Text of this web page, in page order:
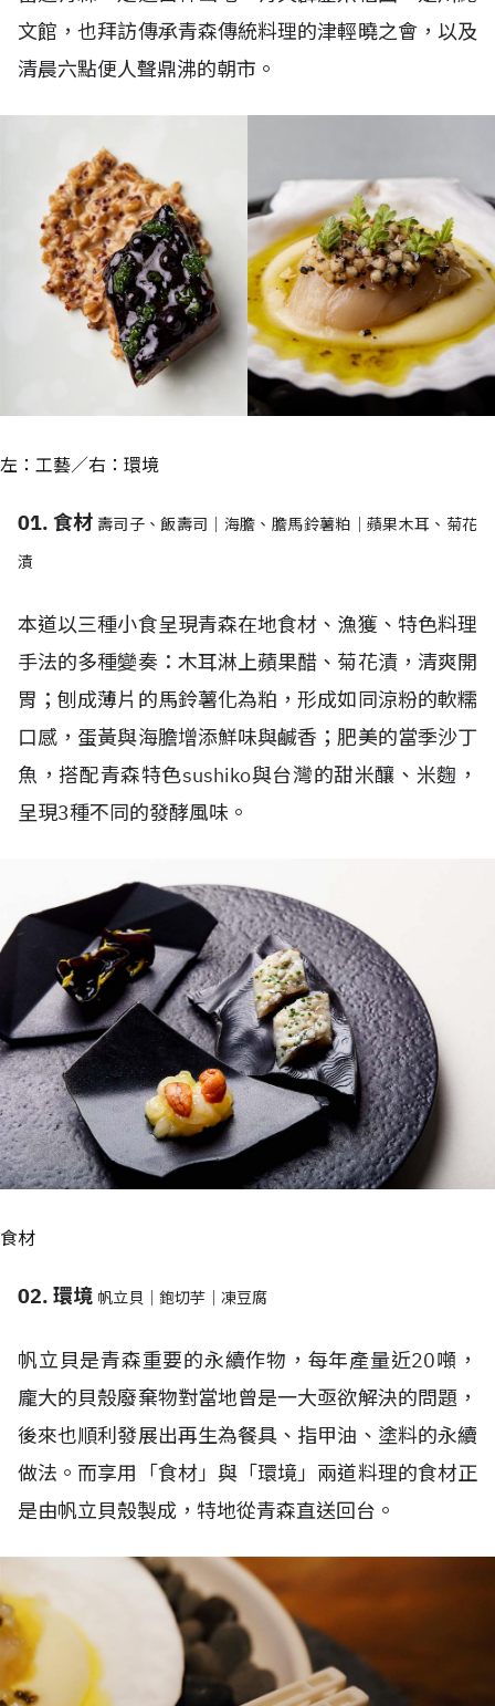
文館，也拜訪傳承青森傳統料理的津輕曉之會，以及
清晨六點便人聲鼎沸的朝市。
左：工藝／右：環境
01. 食材 壽司子、飯壽司｜海膽、膽馬鈴薯粕｜蘋果木耳、菊花
漬
本道以三種小食呈現青森在地食材、漁獲、特色料理
手法的多種變奏：木耳淋上蘋果醋、菊花漬，清爽開
胃；刨成薄片的馬鈴薯化為粕，形成如同涼粉的軟糯
口感，蛋黃與海膽增添鮮味與鹹香；肥美的當季沙丁
魚，搭配青森特色sushiko與台灣的甜米釀、米麴，
呈現3種不同的發酵風味。
食材
02. 環境 帆立貝｜鉋切芋｜凍豆腐
帆立貝是青森重要的永續作物，每年產量近20噸，
龐大的貝殼廢棄物對當地曾是一大亟欲解決的問題，
後來也順利發展出再生為餐具、指甲油、塗料的永續
做法。而享用「食材」與「環境」兩道料理的食材正
是由帆立貝殼製成，特地從青森直送回台。